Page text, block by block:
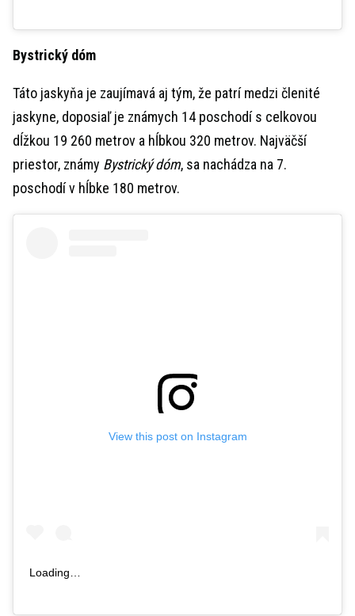
Bystrický dóm
Táto jaskyňa je zaujímavá aj tým, že patrí medzi členité
jaskyne, doposiaľ je známych 14 poschodí s celkovou
dĺžkou 19 260 metrov a hĺbkou 320 metrov. Najväčší
priestor, známy Bystrický dóm, sa nachádza na 7.
poschodí v hĺbke 180 metrov.
View this post on Instagram
Loading…